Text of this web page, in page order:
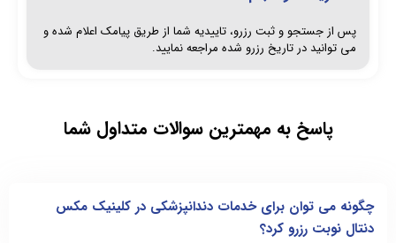
پس از جستجو و ثبت رزرو، تاییدیه شما از طریق پیامک اعلام شده و
می توانید در تاریخ رزرو شده مراجعه نمایید.
پاسخ به مهمترین سوالات متداول شما
چگونه می توان برای خدمات دندانپزشکی در کلینیک مکس
دنتال نوبت رزرو کرد؟